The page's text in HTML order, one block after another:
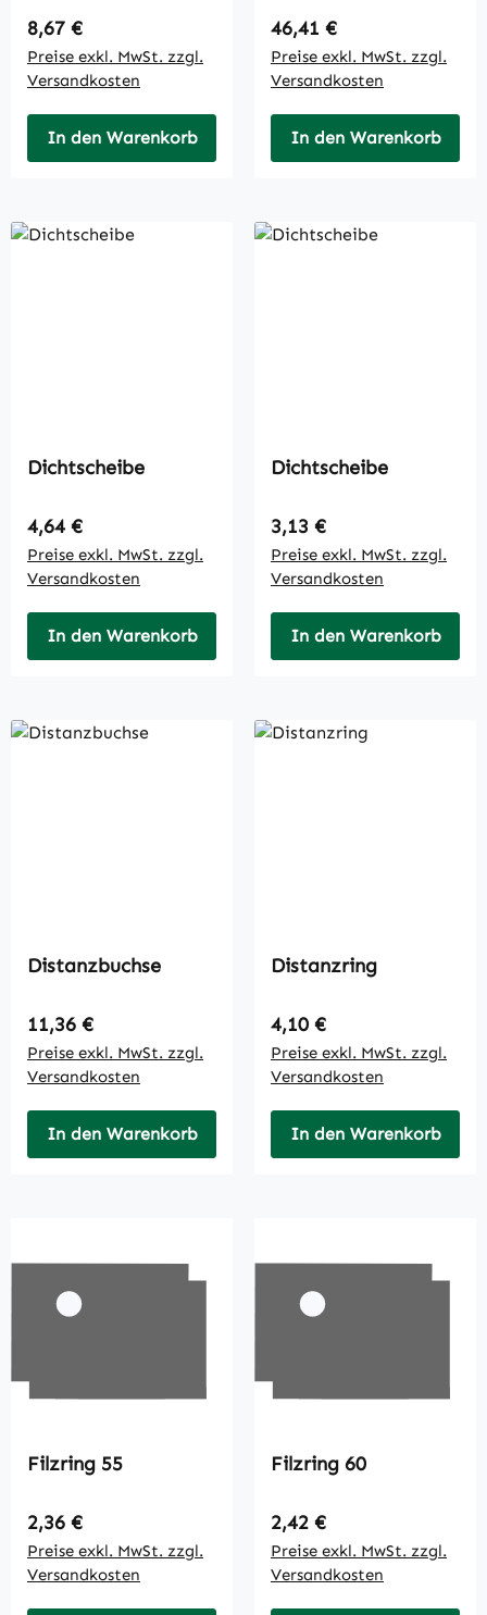
Regulärer Preis:
8,67 €
Preise exkl. MwSt. zzgl.
Versandkosten
In den Warenkorb
Regulärer Preis:
46,41 €
Preise exkl. MwSt. zzgl.
Versandkosten
In den Warenkorb
Dichtscheibe
Regulärer Preis:
4,64 €
Preise exkl. MwSt. zzgl.
Versandkosten
In den Warenkorb
Dichtscheibe
Regulärer Preis:
3,13 €
Preise exkl. MwSt. zzgl.
Versandkosten
In den Warenkorb
Distanzbuchse
Regulärer Preis:
11,36 €
Preise exkl. MwSt. zzgl.
Versandkosten
In den Warenkorb
Distanzring
Regulärer Preis:
4,10 €
Preise exkl. MwSt. zzgl.
Versandkosten
In den Warenkorb
Filzring 55
Regulärer Preis:
2,36 €
Preise exkl. MwSt. zzgl.
Versandkosten
Filzring 60
Regulärer Preis:
2,42 €
Preise exkl. MwSt. zzgl.
Versandkosten